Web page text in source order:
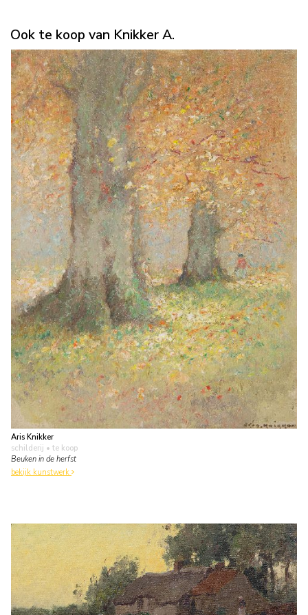
Ook te koop van Knikker A.
Aris Knikker
schilderij • te koop
Beuken in de herfst
bekijk kunstwerk